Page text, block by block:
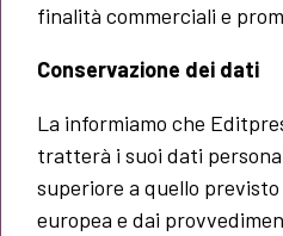
finalità commerciali e
Conservazione dei dati
La informiamo che
tratterà i suoi dati
superiore a quello
europea e dai